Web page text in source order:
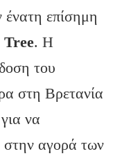
ένατη επίσημη
Tree. Η
του
στη Βρετανία
να
στην αγορά των